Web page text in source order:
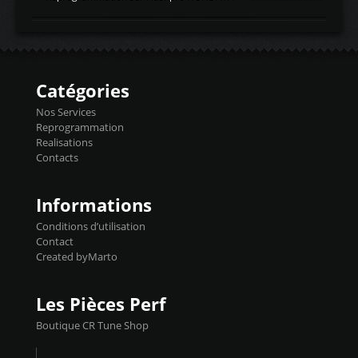
d'admissiontemp ex. pour atmo -30- 80°C
temperaturetemperature ldr moteurtemp
Injecteurs + Flashpro 1370€ TTC Le
précise et performante. Vous pourrez
basculer de la carto sans plomb à Ethanol à
l'aide du flashpro OPTION ECONOMIQUES
Reprog SP 98 sur le calculateur d'origine
450€ TTC Un gain d'environ 10cv et 15nm
Catégories
Nos Services
Reprogrammation
Realisations
Contacts
Informations
Conditions d’utilisation
Contact
Created byMarto
Les Pièces Perf
Boutique CR Tune Shop